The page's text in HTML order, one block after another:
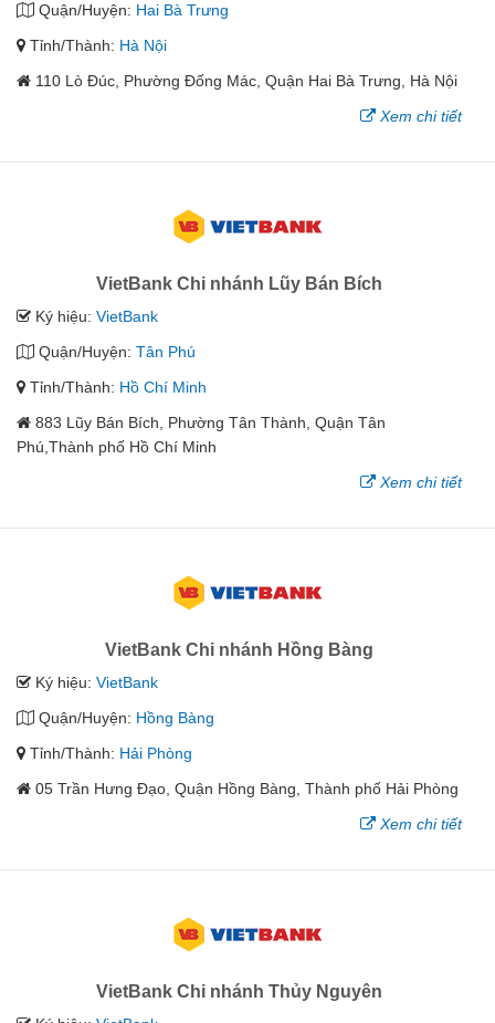
Quận/Huyện: Hai Bà Trưng
Tỉnh/Thành: Hà Nội
110 Lò Đúc, Phường Đống Mác, Quận Hai Bà Trưng, Hà Nội
Xem chi tiết
VietBank Chi nhánh Lũy Bán Bích
Ký hiệu: VietBank
Quận/Huyện: Tân Phú
Tỉnh/Thành: Hồ Chí Minh
883 Lũy Bán Bích, Phường Tân Thành, Quận Tân
Phú,Thành phố Hồ Chí Minh
Xem chi tiết
VietBank Chi nhánh Hồng Bàng
Ký hiệu: VietBank
Quận/Huyện: Hồng Bàng
Tỉnh/Thành: Hải Phòng
05 Trần Hưng Đạo, Quận Hồng Bàng, Thành phố Hải Phòng
Xem chi tiết
VietBank Chi nhánh Thủy Nguyên